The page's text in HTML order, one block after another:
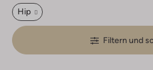
Hip
Filtern und